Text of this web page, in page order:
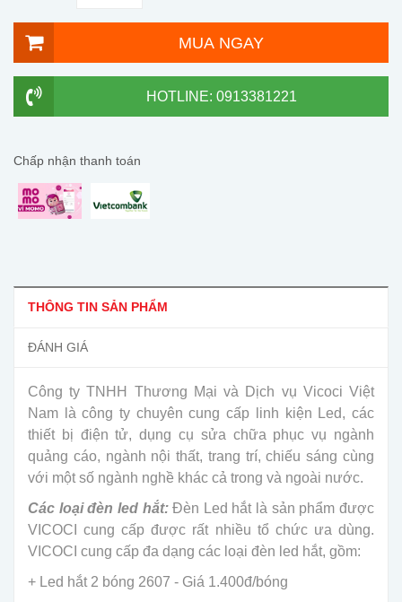
MUA NGAY
HOTLINE: 0913381221
Chấp nhận thanh toán
THÔNG TIN SẢN PHẨM
ĐÁNH GIÁ
Công ty TNHH Thương Mại và Dịch vụ Vicoci Việt
Nam là công ty chuyên cung cấp linh kiện Led, các
thiết bị điện tử, dụng cụ sửa chữa phục vụ ngành
quảng cáo, ngành nội thất, trang trí, chiếu sáng cùng
với một số ngành nghề khác cả trong và ngoài nước.
Các loại đèn led hắt:Đèn Led hắt là sản phẩm được
VICOCI cung cấp được rất nhiều tổ chức ưa dùng.
VICOCI cung cấp đa dạng các loại đèn led hắt, gồm:
+ Led hắt 2 bóng 2607 - Giá 1.400đ/bóng